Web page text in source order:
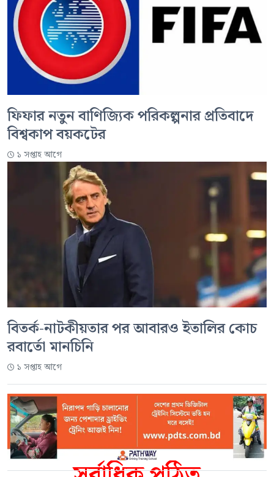
ফিফার নতুন বাণিজ্যিক পরিকল্পনার প্রতিবাদে
বিশ্বকাপ বয়কটের
১ সপ্তাহ আগে
বিতর্ক-নাটকীয়তার পর আবারও ইতালির কোচ
রবার্তো মানচিনি
১ সপ্তাহ আগে